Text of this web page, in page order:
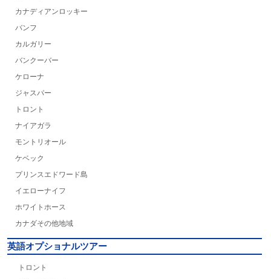
カナディアンロッキー
バンフ
カルガリー
バンクーバー
ケローナ
ジャスパー
トロント
ナイアガラ
モントリオール
ケベック
プリンスエドワード島
イエローナイフ
ホワイトホース
カナダその他地域
英語オプショナルツアー
トロント